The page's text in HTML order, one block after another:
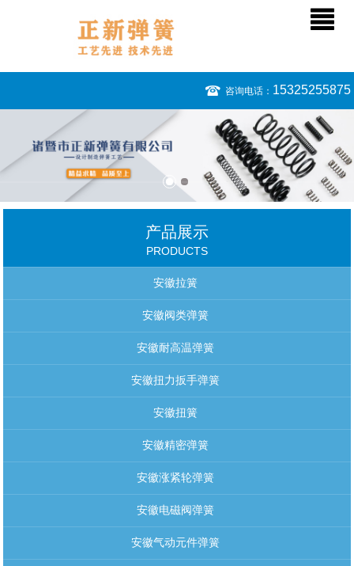
咨询电话： 15325255875
产品展示
PRODUCTS
安徽拉簧
安徽阀类弹簧
安徽耐高温弹簧
安徽扭力扳手弹簧
安徽扭簧
安徽精密弹簧
安徽涨紧轮弹簧
安徽电磁阀弹簧
安徽气动元件弹簧